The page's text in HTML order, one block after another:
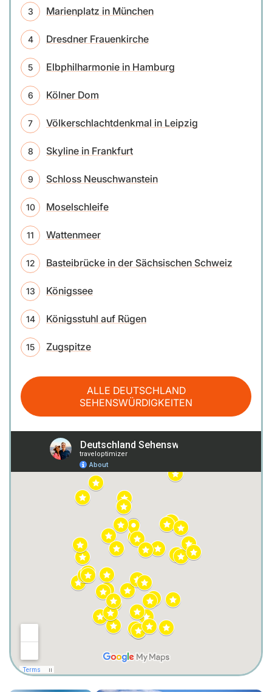
Marienplatz in München
Dresdner Frauenkirche
Elbphilharmonie in Hamburg
Kölner Dom
Völkerschlachtdenkmal in Leipzig
Skyline in Frankfurt
Schloss Neuschwanstein
Moselschleife
Wattenmeer
Basteibrücke in der Sächsischen Schweiz
Königssee
Königsstuhl auf Rügen
Zugspitze
ALLE DEUTSCHLAND
SEHENSWÜRDIGKEITEN